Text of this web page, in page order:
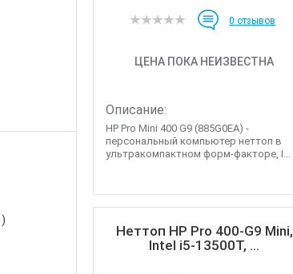
)
0 отзывов
ЦЕНА ПОКА НЕИЗВЕСТНА
Описание:
HP Pro Mini 400 G9 (885G0EA) -
персональный компьютер неттоп в
ультракомпактном форм-факторе, I...
Неттоп HP Pro 400-G9 Mini,
Intel i5-13500T, ...